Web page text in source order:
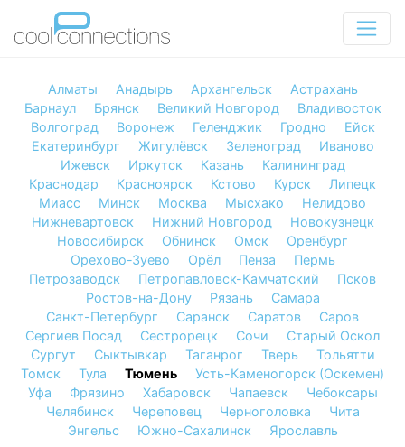
Алматы Анадырь Архангельск
Астрахань
Барнаул
Брянск Великий Новгород
Владивосток
Волгоград
Воронеж Геленджик Гродно
Ейск
Екатеринбург
Жигулёвск Зеленоград
Иваново
Ижевск
Иркутск Казань
Калининград
Краснодар
Красноярск Кстово Курск
Липецк
Миасс
Минск Москва Мысхако
Нелидово
Нижневартовск
Нижний Новгород
Новокузнецк
Новосибирск
Обнинск Омск
Оренбург
Орехово-Зуево
Орёл Пенза
Пермь
Петрозаводск
Петропавловск-Камчатский
Псков
Ростов-на-Дону
Рязань
Самара
Санкт-Петербург
Саранск Саратов
Саров
Сергиев Посад
Сестрорецк Сочи
Старый Оскол
Сургут
Сыктывкар Таганрог Тверь
Тольятти
Томск
Тула Тюмень
Усть-Каменогорск (Оскемен)
Уфа
Фрязино Хабаровск Чапаевск
Чебоксары
Челябинск
Череповец Черноголовка
Чита
Энгельс
Южно-Сахалинск Ярославль